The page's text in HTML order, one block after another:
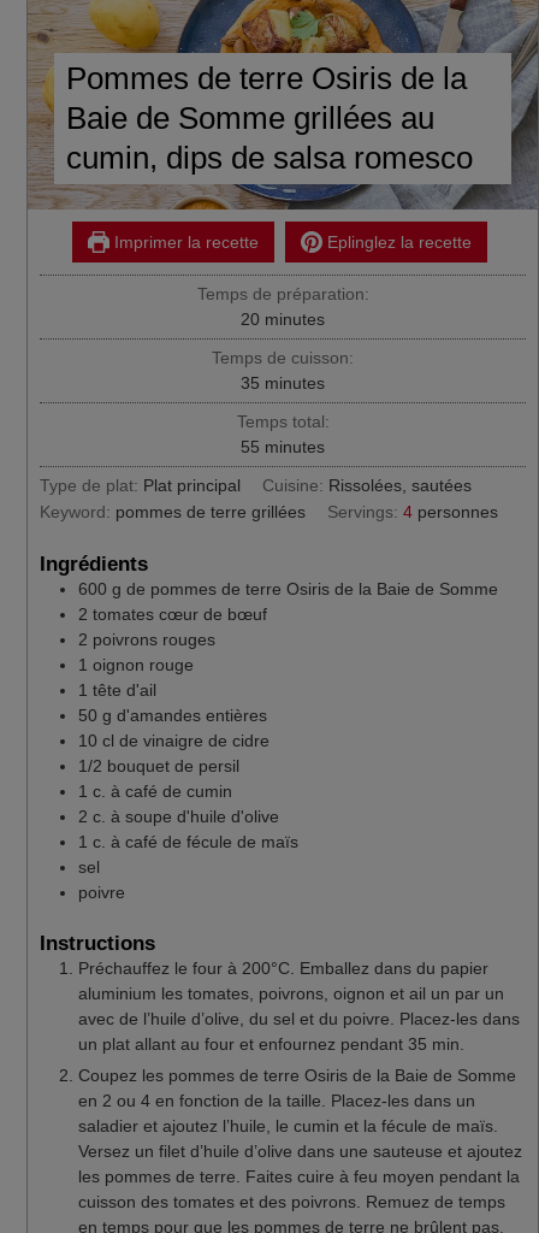
Pommes de terre Osiris de la
Baie de Somme grillées au
cumin, dips de salsa romesco
Imprimer la recette Eplinglez la recette
Temps de préparation:
20 minutes
minutes
Temps de cuisson:
35 minutes
minutes
Temps total:
55 minutes
minutes
Type de plat: Plat principal Cuisine: Rissolées, sautées
Keyword: pommes de terre grillées Servings: 4 personnes
Ingrédients
600 g de pommes de terre Osiris de la Baie de Somme
2 tomates cœur de bœuf
2 poivrons rouges
1 oignon rouge
1 tête d'ail
50 g d'amandes entières
10 cl de vinaigre de cidre
1/2 bouquet de persil
1 c. à café de cumin
2 c. à soupe d'huile d'olive
1 c. à café de fécule de maïs
sel
poivre
Instructions
Préchauffez le four à 200°C. Emballez dans du papier
aluminium les tomates, poivrons, oignon et ail un par un
avec de l’huile d’olive, du sel et du poivre. Placez-les dans
un plat allant au four et enfournez pendant 35 min.
Coupez les pommes de terre Osiris de la Baie de Somme
en 2 ou 4 en fonction de la taille. Placez-les dans un
saladier et ajoutez l’huile, le cumin et la fécule de maïs.
Versez un filet d’huile d’olive dans une sauteuse et ajoutez
les pommes de terre. Faites cuire à feu moyen pendant la
cuisson des tomates et des poivrons. Remuez de temps
en temps pour que les pommes de terre ne brûlent pas.